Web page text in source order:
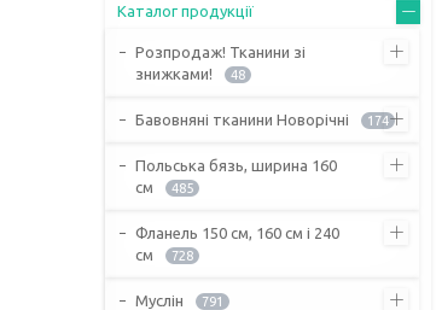
Каталог продукції
Розпродаж! Тканини зі
знижками!
48
Бавовняні тканини Новорічні 174
Польська бязь, ширина 160
см
485
Фланель 150 см, 160 см і 240
см
728
Муслін 791